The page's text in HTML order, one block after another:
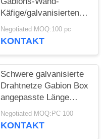
Käfige/galvanisierten
Stahlsteinkäfig Soem-
Service
Negotiated MOQ:100 pc
KONTAKT
Schwere galvanisierte
Drahtnetze Gabion Box
angepasste Länge
Breite Höhe
Staudämme Scour
Negotiated MOQ:PC 100
KONTAKT